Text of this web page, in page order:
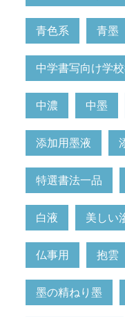
青色系 青墨
中学書写向け学
中濃 中墨
添加用墨液
特選書法一品
白液 美しい
仏事用 抱雲
墨の精ねり墨